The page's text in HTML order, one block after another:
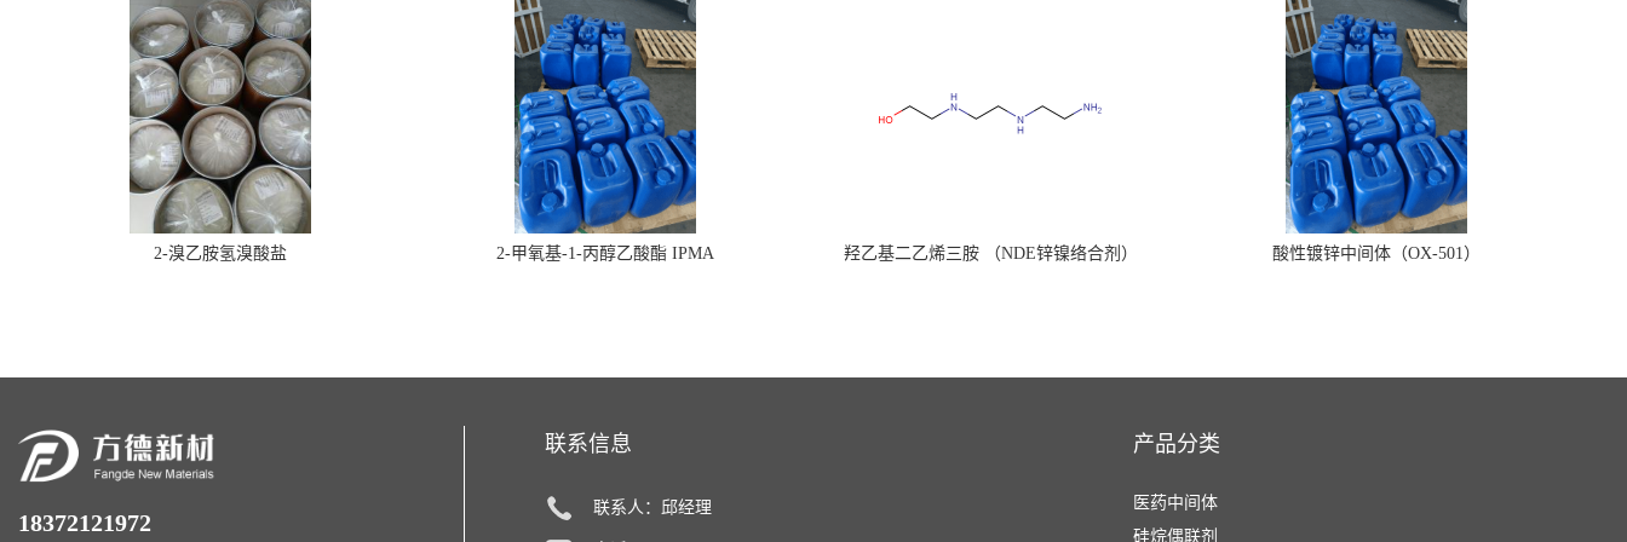
2-溴乙胺氢溴酸盐 2-甲氧基-1-丙醇乙酸酯 IPMA 羟乙基二乙烯三胺 （NDE锌镍络合剂） 酸性镀锌中间体（OX-501）
18372121972
联系信息
联系人：邱经理
产品分类
医药中间体
硅烷偶联剂